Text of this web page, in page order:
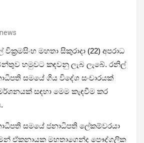
මහතා සිකුරාදා (22) අපරාධ
හමුවට කඳවනු ලැබ ලැබේ. රනිල්
සමයේ ගිය විදේශ සංචාරයක්
සඳහා මෙම කැඳවීම කර
සමයේ ජනාධිපති ලේකම්වරයා
ඒකනායක මහතාගෙන්ද පෞද්ගලික